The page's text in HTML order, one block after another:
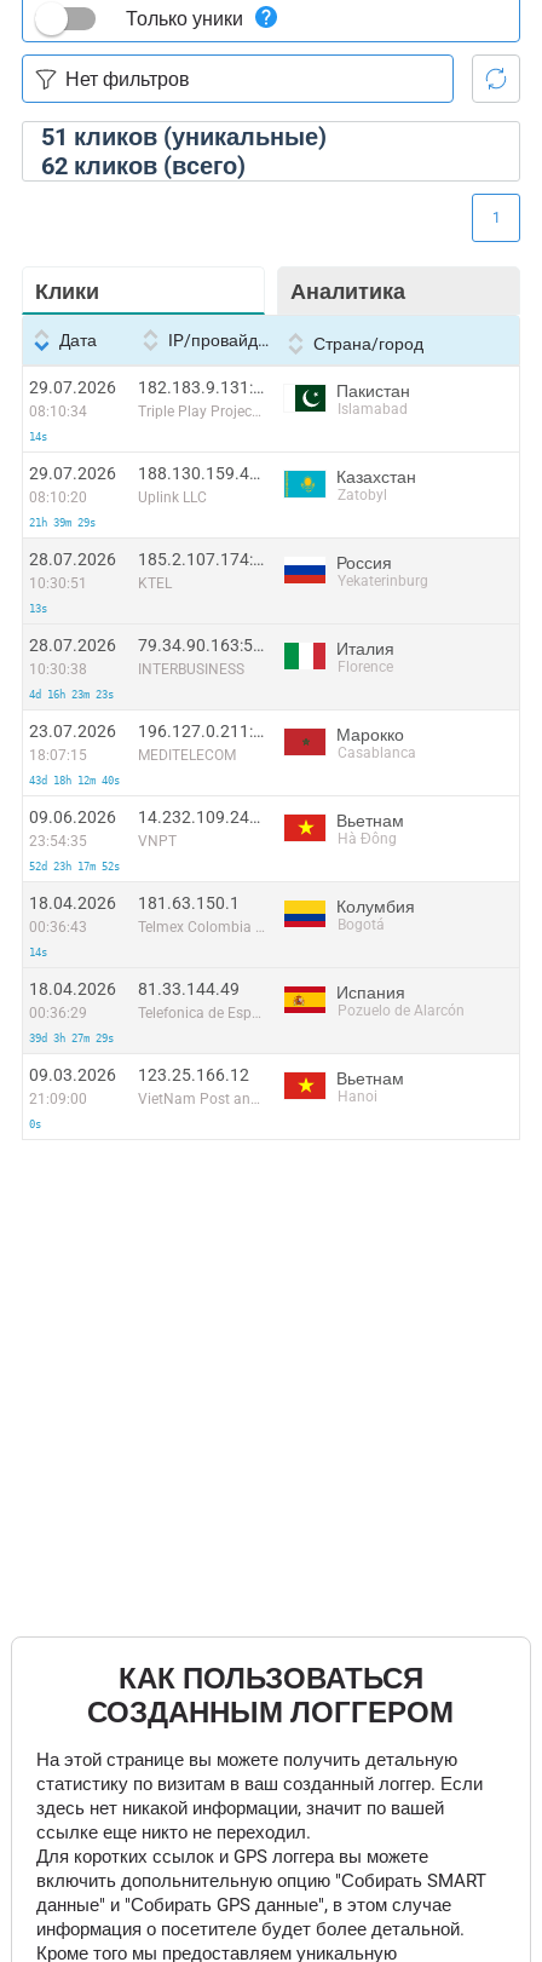
51 кликов (уникальные)
62кликов (всего)
Только уники
Клики Аналитика
1
Дата IP/провайдер Страна/город
29.07.2026
08:10:34
14s
182.183.9.131:47658
Triple Play Project SOUTH
Пакистан
Islamabad
29.07.2026
08:10:20
21h 39m 29s
188.130.159.43:56101
Uplink LLC
Казахстан
Zatobyl
28.07.2026
10:30:51
13s
185.2.107.174:3005
KTEL
Россия
Yekaterinburg
28.07.2026
10:30:38
4d 16h 23m 23s
79.34.90.163:59974
INTERBUSINESS
Италия
Florence
23.07.2026
18:07:15
43d 18h 12m 40s
196.127.0.211:56334
MEDITELECOM
Марокко
Casablanca
09.06.2026
23:54:35
52d 23h 17m 52s
14.232.109.242:47836
VNPT
Вьетнам
Hà Đông
18.04.2026
00:36:43
14s
181.63.150.1
Telmex Colombia S.A.
Колумбия
Bogotá
18.04.2026
00:36:29
39d 3h 27m 29s
81.33.144.49
Telefonica de Espana SAU
Испания
Pozuelo de Alarcón
09.03.2026
21:09:00
0s
123.25.166.12
VietNam Post and Telecom Corporation
Вьетнам
Hanoi
КАК ПОЛЬЗОВАТЬСЯ
СОЗДАННЫМ ЛОГГЕРОМ
На этой странице вы можете получить детальную
статистику по визитам в ваш созданный логгер. Если
здесь нет никакой информации, значит по вашей
ссылке еще никто не переходил.
Для коротких ссылок и GPS логгера вы можете
включить допольнительную опцию "Собирать SMART
данные" и "Собирать GPS данные", в этом случае
информация о посетителе будет более детальной.
Кроме того мы предоставляем уникальную